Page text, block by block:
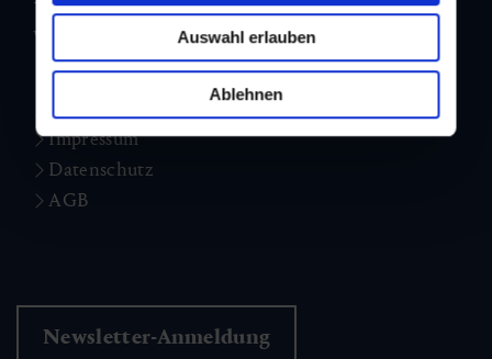
Auswahl erlauben
Ablehnen
www.dorfgastein.com
Impressum
Datenschutz
AGB
Newsletter-Anmeldung